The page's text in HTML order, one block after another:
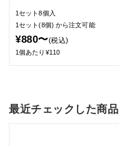
1セット8個入
1セット(8個) から注文可能
¥880〜(税込)
1個あたり¥110
最近チェックした商品